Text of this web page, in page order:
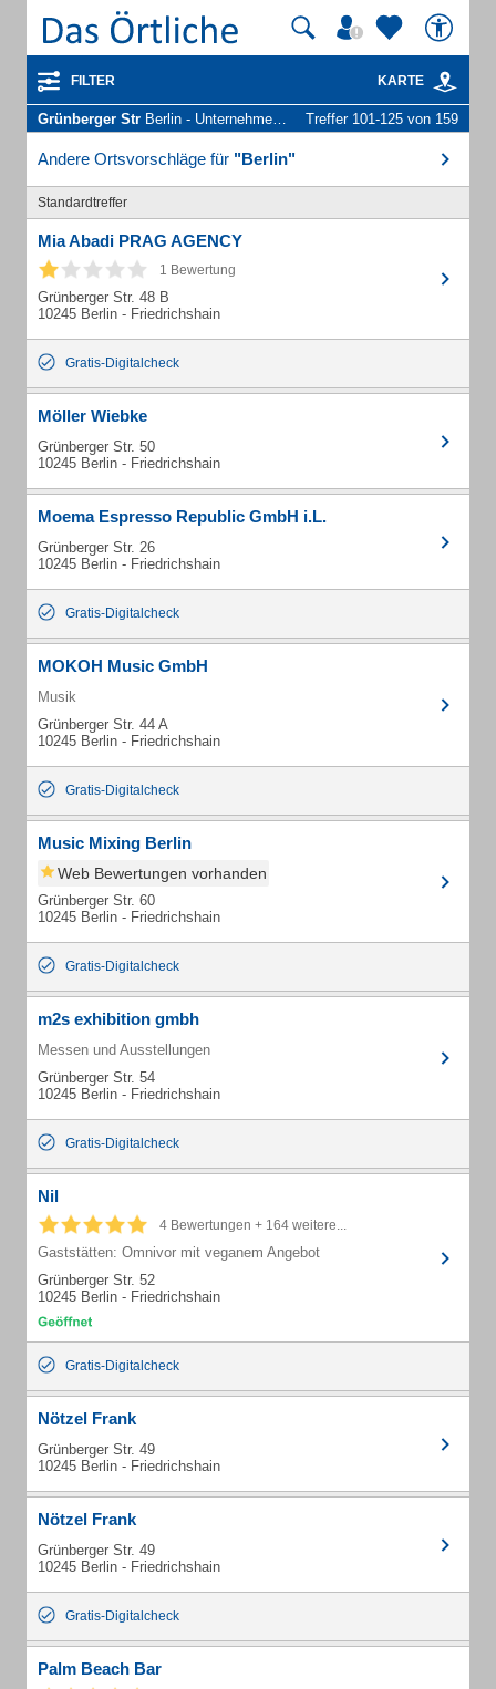
FILTER KARTE
Grünberger Str Berlin - Unternehmen und Personen Treffer 101-125 von 159
Andere Ortsvorschläge für "Berlin"
Standardtreffer
Mia Abadi PRAG AGENCY
1 Bewertung
Grünberger Str. 48 B
10245 Berlin - Friedrichshain
Gratis-Digitalcheck
Möller Wiebke
Grünberger Str. 50
10245 Berlin - Friedrichshain
Moema Espresso Republic GmbH i.L.
Grünberger Str. 26
10245 Berlin - Friedrichshain
Gratis-Digitalcheck
MOKOH Music GmbH
Musik
Grünberger Str. 44 A
10245 Berlin - Friedrichshain
Gratis-Digitalcheck
Music Mixing Berlin
Web Bewertungen vorhanden
Grünberger Str. 60
10245 Berlin - Friedrichshain
Gratis-Digitalcheck
m2s exhibition gmbh
Messen und Ausstellungen
Grünberger Str. 54
10245 Berlin - Friedrichshain
Gratis-Digitalcheck
Nil
4 Bewertungen + 164 weitere...
Gaststätten: Omnivor mit veganem Angebot
Grünberger Str. 52
10245 Berlin - Friedrichshain
Gratis-Digitalcheck
Nötzel Frank
Grünberger Str. 49
10245 Berlin - Friedrichshain
Nötzel Frank
Grünberger Str. 49
10245 Berlin - Friedrichshain
Gratis-Digitalcheck
Palm Beach Bar